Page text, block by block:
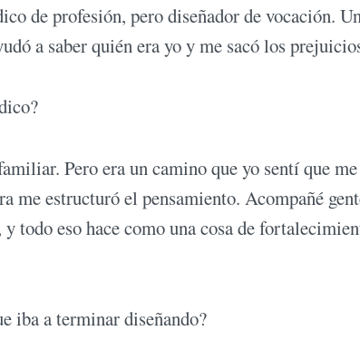
de profesión, pero diseñador de vocación.
a saber quién era yo y me sacó los
Pero era un camino que yo sentí que
me estructuró el pensamiento. Acompañé
todo eso hace como una cosa de
iba a terminar diseñando?